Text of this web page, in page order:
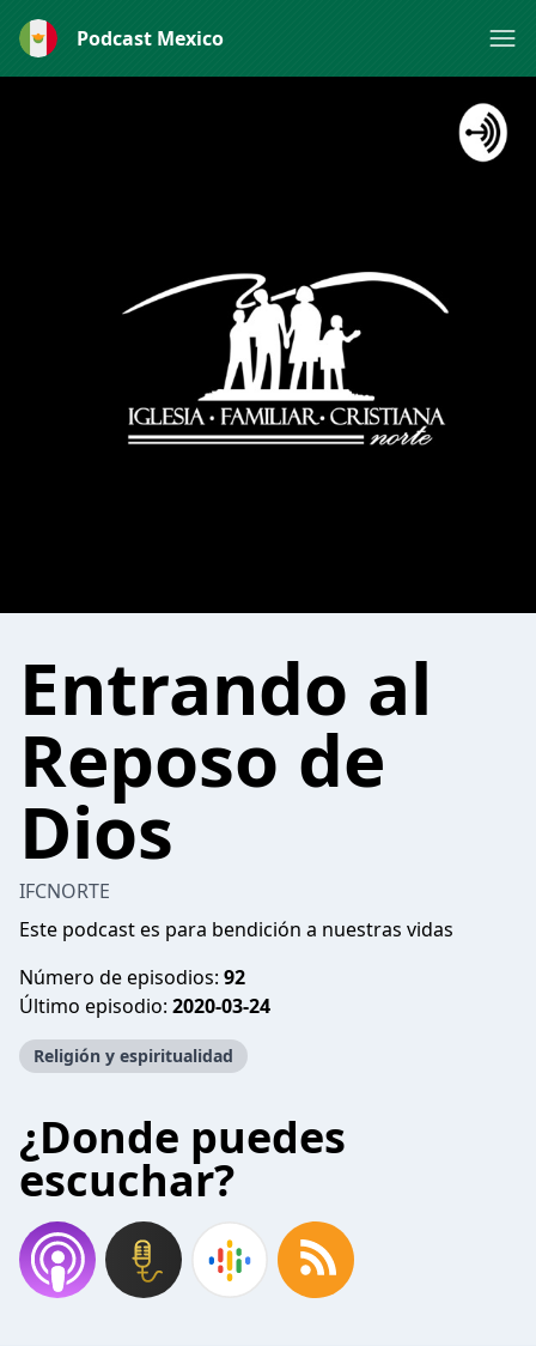
Podcast Mexico
Entrando al
Reposo de
Dios
IFCNORTE
Este podcast es para bendición a nuestras vidas
Número de episodios: 92
Último episodio: 2020-03-24
Religión y espiritualidad
¿Donde puedes
escuchar?